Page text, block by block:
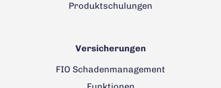
Produktschulungen
Versicherungen
FIO Schadenmanagement